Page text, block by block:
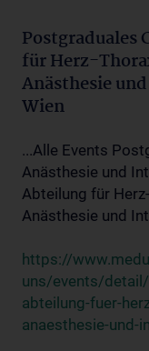
für Herz-
Anästhesie
Wien
...Alle Events
Anästhesie und
Abteilung für
Anästhesie und
https://
uns/events/
abteilung-fuer-
anaesthesie-und-